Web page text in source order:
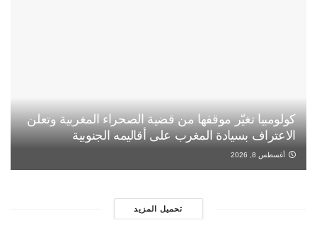
كولومبيا تغيّر موقفها من قضية الصحراء المغربية وتعلن
الاعتراف بسيادة المغرب على أقاليمه الجنوبية
أغسطس 8, 2026
تحميل المزيد